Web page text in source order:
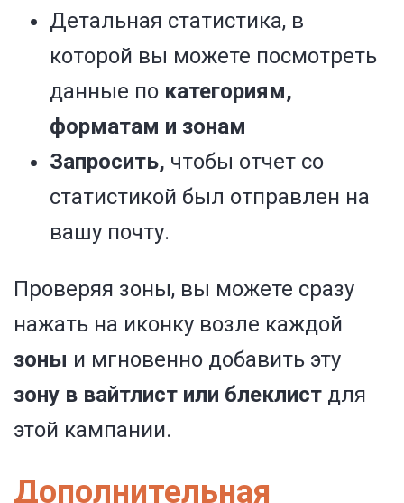
Детальная статистика, в
которой вы можете посмотреть
данные по категориям,
форматам и зонам
Запросить, чтобы отчет со
статистикой был отправлен на
вашу почту.
Проверяя зоны, вы можете сразу
нажать на иконку возле каждой
зоны и мгновенно добавить эту
зону в вайтлист или блеклист для
этой кампании.
Дополнительная